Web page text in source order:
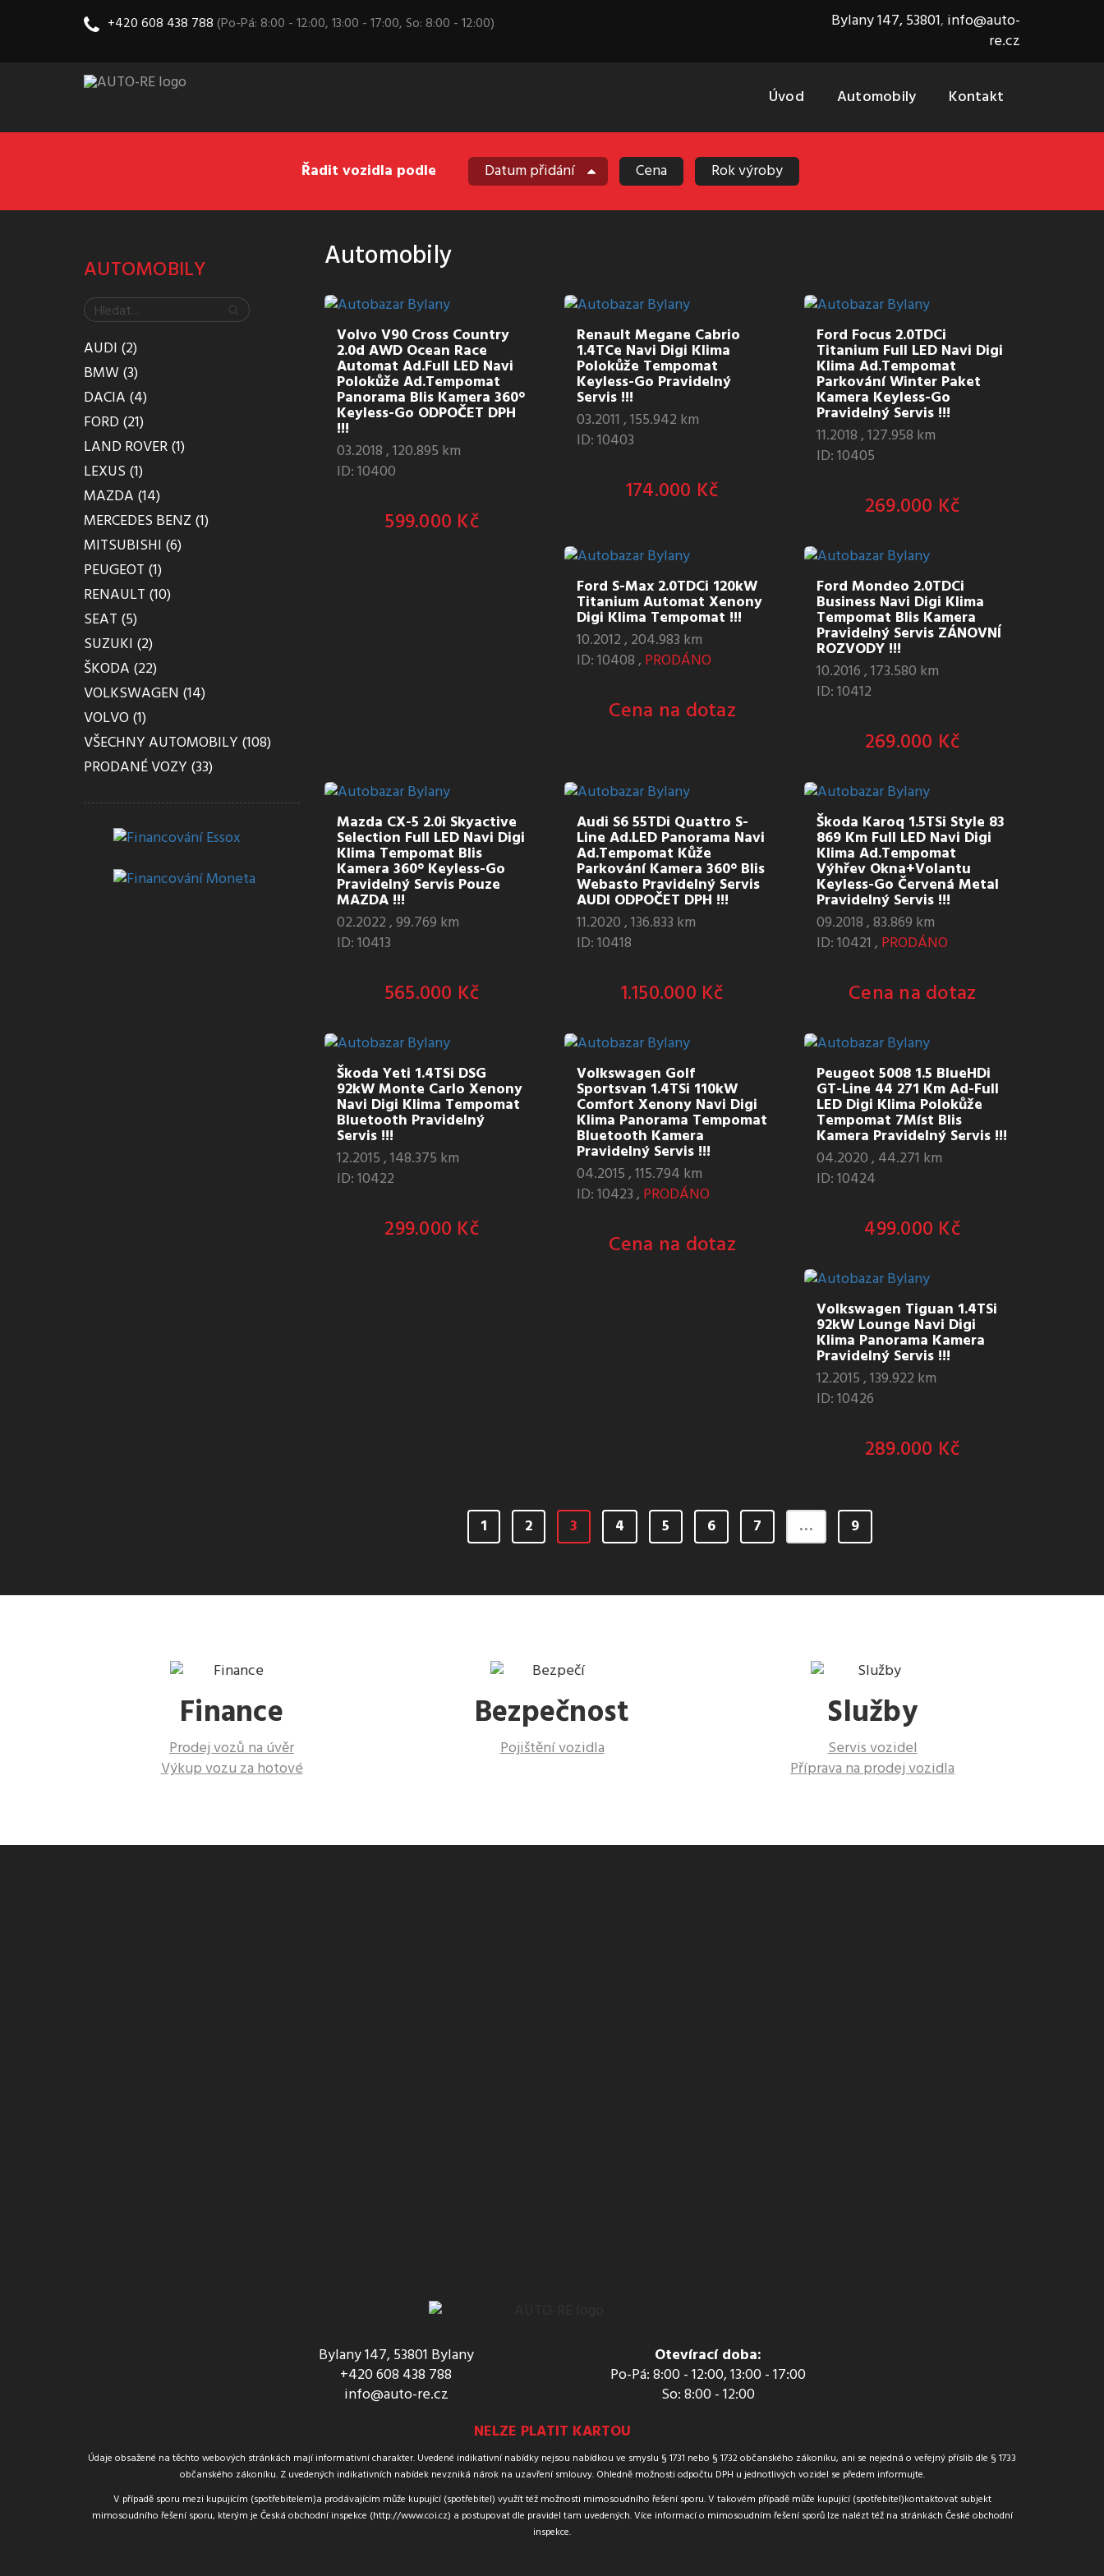
+420 608 438 788(Po-Pá: 8:00 - 12:00, 13:00 - 17:00, So: 8:00 - 12:00) Bylany 147, 53801, info@auto-
re.cz
Úvod Automobily Kontakt
Řadit vozidla podle Datum přidání Cena Rok výroby
Automobily
Volvo V90 Cross Country
2.0d AWD Ocean Race
Automat Ad.Full LED Navi
Polokůže Ad.Tempomat
Panorama Blis Kamera 360°
Keyless-Go ODPOČET DPH
!!!
03.2018 , 120.895 km
ID: 10400
599.000 Kč
Renault Megane Cabrio
1.4TCe Navi Digi Klima
Polokůže Tempomat
Keyless-Go Pravidelný
Servis !!!
03.2011 , 155.942 km
ID: 10403
174.000 Kč
Ford Focus 2.0TDCi
Titanium Full LED Navi Digi
Klima Ad.Tempomat
Parkování Winter Paket
Kamera Keyless-Go
Pravidelný Servis !!!
11.2018 , 127.958 km
ID: 10405
269.000 Kč
Ford S-Max 2.0TDCi 120kW
Titanium Automat Xenony
Digi Klima Tempomat !!!
10.2012 , 204.983 km
ID: 10408 , PRODÁNO
Cena na dotaz
Ford Mondeo 2.0TDCi
Business Navi Digi Klima
Tempomat Blis Kamera
Pravidelný Servis ZÁNOVNÍ
ROZVODY !!!
10.2016 , 173.580 km
ID: 10412
269.000 Kč
Mazda CX-5 2.0i Skyactive
Selection Full LED Navi Digi
Klima Tempomat Blis
Kamera 360° Keyless-Go
Pravidelný Servis Pouze
MAZDA !!!
02.2022 , 99.769 km
ID: 10413
565.000 Kč
Audi S6 55TDi Quattro S-
Line Ad.LED Panorama Navi
Ad.Tempomat Kůže
Parkování Kamera 360° Blis
Webasto Pravidelný Servis
AUDI ODPOČET DPH !!!
11.2020 , 136.833 km
ID: 10418
1.150.000 Kč
Škoda Karoq 1.5TSi Style 83
869 Km Full LED Navi Digi
Klima Ad.Tempomat
Výhřev Okna+Volantu
Keyless-Go Červená Metal
Pravidelný Servis !!!
09.2018 , 83.869 km
ID: 10421 , PRODÁNO
Cena na dotaz
Škoda Yeti 1.4TSi DSG
92kW Monte Carlo Xenony
Navi Digi Klima Tempomat
Bluetooth Pravidelný
Servis !!!
12.2015 , 148.375 km
ID: 10422
299.000 Kč
Volkswagen Golf
Sportsvan 1.4TSi 110kW
Comfort Xenony Navi Digi
Klima Panorama Tempomat
Bluetooth Kamera
Pravidelný Servis !!!
04.2015 , 115.794 km
ID: 10423 , PRODÁNO
Cena na dotaz
Peugeot 5008 1.5 BlueHDi
GT-Line 44 271 Km Ad-Full
LED Digi Klima Polokůže
Tempomat 7Míst Blis
Kamera Pravidelný Servis !!!
04.2020 , 44.271 km
ID: 10424
499.000 Kč
Volkswagen Tiguan 1.4TSi
92kW Lounge Navi Digi
Klima Panorama Kamera
Pravidelný Servis !!!
12.2015 , 139.922 km
ID: 10426
289.000 Kč
1 2 3 4 5 6 7 … 9
AUTOMOBILY
AUDI (2)
BMW (3)
DACIA (4)
FORD (21)
LAND ROVER (1)
LEXUS (1)
MAZDA (14)
MERCEDES BENZ (1)
MITSUBISHI (6)
PEUGEOT (1)
RENAULT (10)
SEAT (5)
SUZUKI (2)
ŠKODA (22)
VOLKSWAGEN (14)
VOLVO (1)
VŠECHNY AUTOMOBILY (108)
PRODANÉ VOZY (33)
Finance
Prodej vozů na úvěr
Výkup vozu za hotové
Bezpečnost
Pojištění vozidla
Služby
Servis vozidel
Příprava na prodej vozidla
Bylany 147, 53801 Bylany
+420 608 438 788
info@auto-re.cz
Otevírací doba:
Po-Pá: 8:00 - 12:00, 13:00 - 17:00
So: 8:00 - 12:00
NELZE PLATIT KARTOU
Údaje obsažené na těchto webových stránkách mají informativní charakter. Uvedené indikativní nabídky nejsou nabídkou ve smyslu § 1731 nebo § 1732 občanského zákoníku, ani se nejedná o veřejný příslib dle § 1733
občanského zákoníku. Z uvedených indikativních nabídek nevzniká nárok na uzavření smlouvy. Ohledně možnosti odpočtu DPH u jednotlivých vozidel se předem informujte.
V případě sporu mezi kupujícím (spotřebitelem)a prodávajícím může kupující (spotřebitel) využít též možnosti mimosoudního řešení sporu. V takovém případě může kupující (spotřebitel)kontaktovat subjekt
mimosoudního řešení sporu, kterým je Česká obchodní inspekce (http://www.coi.cz) a postupovat dle pravidel tam uvedených. Více informací o mimosoudním řešení sporů lze nalézt též na stránkách České obchodní
inspekce.